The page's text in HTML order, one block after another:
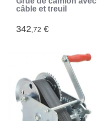
câble et treuil
342,72 €